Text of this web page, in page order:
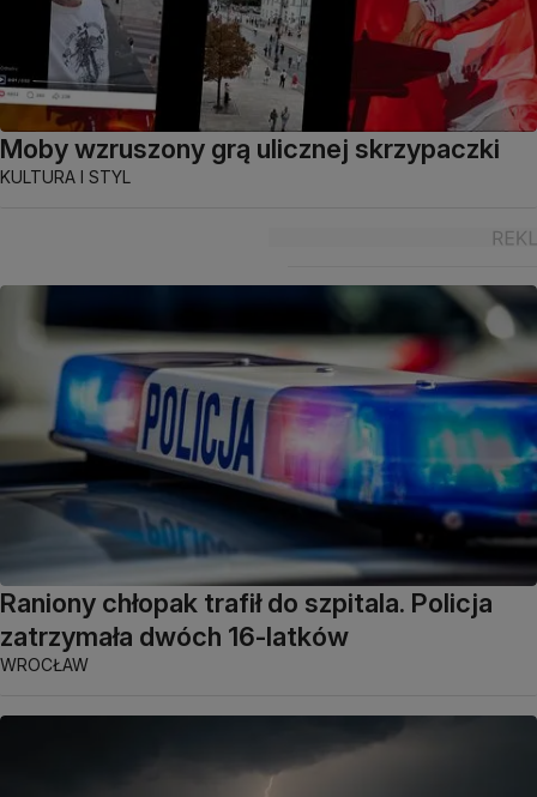
Moby wzruszony grą ulicznej skrzypaczki
KULTURA I STYL
Raniony chłopak trafił do szpitala. Policja
zatrzymała dwóch 16-latków
WROCŁAW